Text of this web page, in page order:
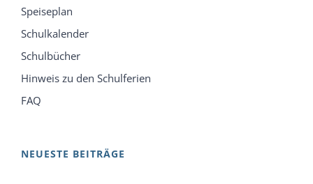
Speiseplan
Schulkalender
Schulbücher
Hinweis zu den Schulferien
FAQ
NEUESTE BEITRÄGE